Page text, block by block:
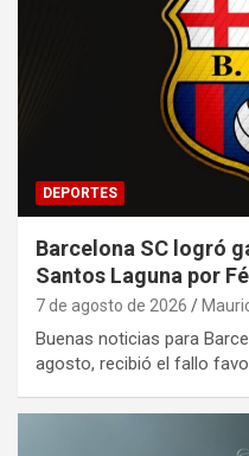
DEPORTES
Barcelona SC logró
Santos Laguna por
7 de agosto de 2026
Buenas noticias para
agosto, recibió el fallo